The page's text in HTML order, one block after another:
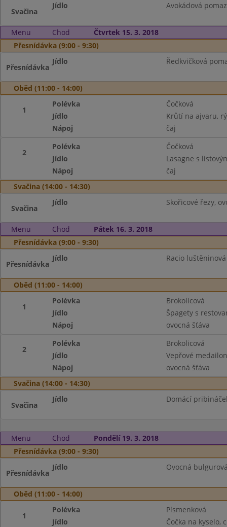
Svačina
Jídlo Avokádová
Menu Chod
Čtvrtek 15. 3. 2018
Přesnídávka (9:00 - 9:30)
Přesnídávka
Jídlo Ředkvičková
Oběd (11:00 - 14:00)
1
Polévka
Čočková
Jídlo
Krůtí na ajvaru,
Nápoj
čaj
2
Polévka
Čočková
Jídlo
Lasagne s
Nápoj
čaj
Svačina (14:00 - 14:30)
Svačina
Jídlo Skořicové řezy,
Menu Chod
Pátek 16. 3. 2018
Přesnídávka (9:00 - 9:30)
Přesnídávka
Jídlo Racio
Oběd (11:00 - 14:00)
1
Polévka
Brokolicová
Jídlo
Špagety s
Nápoj
ovocná šťáva
2
Polévka
Brokolicová
Jídlo
Vepřové
Nápoj
ovocná šťáva
Svačina (14:00 - 14:30)
Svačina
Jídlo Domácí
Menu Chod
Pondělí 19. 3. 2018
Přesnídávka (9:00 - 9:30)
Přesnídávka
Jídlo Ovocná
Oběd (11:00 - 14:00)
1
Polévka
Písmenková
Jídlo
Čočka na kyselo,